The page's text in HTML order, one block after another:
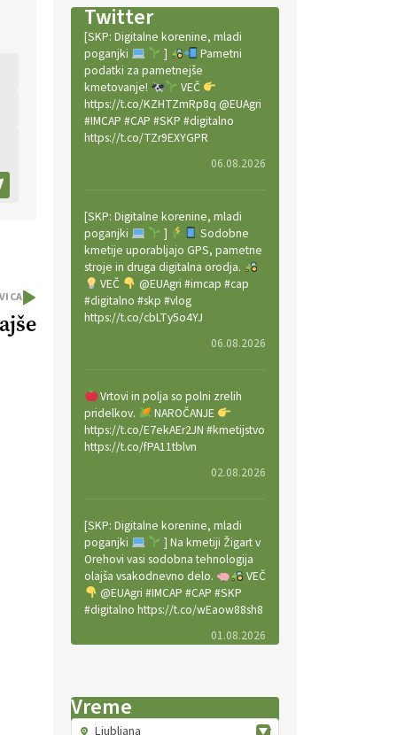
Twitter
[SKP: Digitalne korenine, mladi
poganjki
]
Pametni
podatki za pametnejše
kmetovanje!
VEČ
https://t.co/KZHTZmRp8q @EUAgri
#IMCAP #CAP #SKP #digitalno
https://t.co/TZr9EXYGPR
06.08.2026
[SKP: Digitalne korenine, mladi
poganjki
]
Sodobne
kmetije uporabljajo GPS, pametne
stroje in druga digitalna orodja.
VEČ
@EUAgri #imcap #cap
#digitalno #skp #vlog
https://t.co/cbLTy5o4YJ
06.08.2026
Vrtovi in polja so polni zrelih
pridelkov.
NAROČANJE
https://t.co/E7ekAEr2JN #kmetijstvo
https://t.co/fPA11tblvn
02.08.2026
[SKP: Digitalne korenine, mladi
poganjki
] Na kmetiji Žigart v
Orehovi vasi sodobna tehnologija
olajša vsakodnevno delo.
VEČ
@EUAgri #IMCAP #CAP #SKP
#digitalno https://t.co/wEaow88sh8
01.08.2026
ekološko vinsko posestvo Fedora
na Krasu.
VEČ
Vreme
Ljubljana